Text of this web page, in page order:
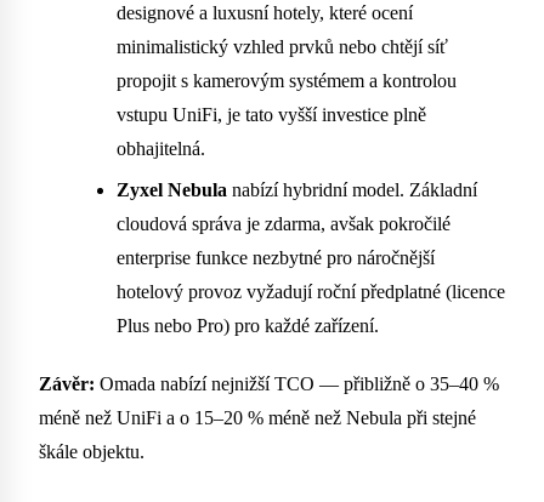
designové a luxusní hotely, které ocení
minimalistický vzhled prvků nebo chtějí síť
propojit s kamerovým systémem a kontrolou
vstupu UniFi, je tato vyšší investice plně
obhajitelná.
Zyxel Nebula nabízí hybridní model. Základní
cloudová správa je zdarma, avšak pokročilé
enterprise funkce nezbytné pro náročnější
hotelový provoz vyžadují roční předplatné (licence
Plus nebo Pro) pro každé zařízení.
Závěr: Omada nabízí nejnižší TCO — přibližně o 35–40 %
méně než UniFi a o 15–20 % méně než Nebula při stejné
škále objektu.